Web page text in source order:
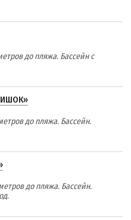
до пляжа. Бассейн с
до пляжа. Бассейн.
до пляжа. Бассейн.